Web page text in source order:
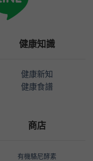
健康知識
健康新知
健康食譜
商店
有機駱尼酵素